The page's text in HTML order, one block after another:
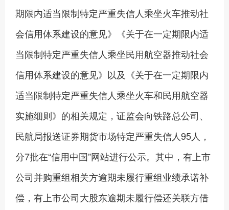
期限内适当限制特定严重失信人乘坐火车推动社
会信用体系建设的意见》《关于在一定期限内适
当限制特定严重失信人乘坐民用航空器推动社会
信用体系建设的意见》以及《关于在一定期限内
适当限制特定严重失信人乘坐火车和民用航空器
实施细则》的相关规定，证监会向铁路总公司、
民航局报送证券期货市场特定严重失信人95人，
分7批在“信用中国”网站进行公示。其中，有上市
公司并购重组相关方逾期未履行重组业绩承诺补
偿，有上市公司大股东逾期未履行偿还关联方借